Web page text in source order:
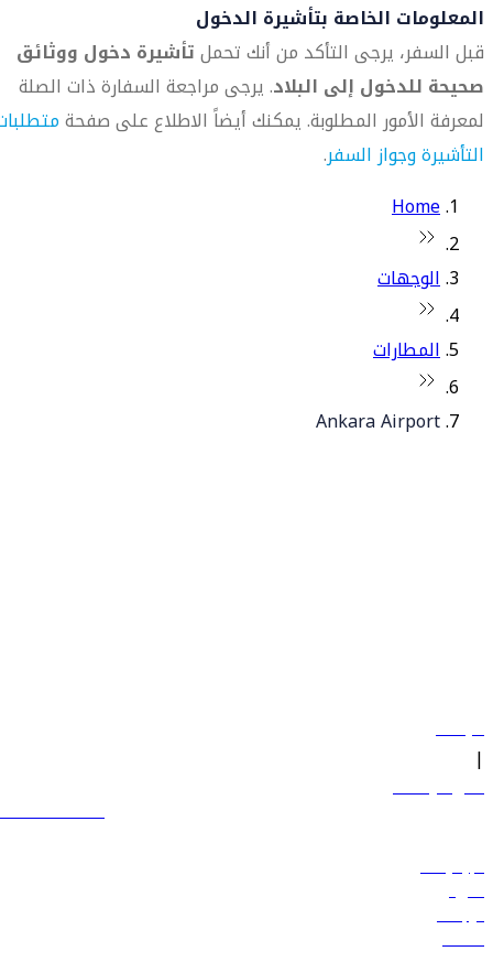
المعلومات الخاصة بتأشيرة الدخول
قبل السفر، يرجى التأكد من أنك تحملتأشيرة دخول ووثائق
صحيحة للدخول إلى البلاد. يرجى مراجعة السفارة ذات الصلة
لمعرفة الأمور المطلوبة. يمكنك أيضاً الاطلاع على صفحة
التأشيرة وجواز السفر.
Home
الوجهات
المطارات
Ankara Airport
سياساتنا
|
الشروط والأحكام
600 544 445
حجز الرحلات
العروض
الوجهات
الأمتعة